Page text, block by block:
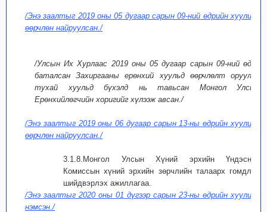
/Энэ заалтыг 2019 оны 05 дугаар сарын 09-ний өдрийн хуулиар
өөрчлөн найруулсан./
/Улсын Их Хурлаас 2019 оны 05 дугаар сарын 09-ний өдөр
баталсан Захиргааны ерөнхий хуульд өөрчлөлт оруулах
тухай хуульд бүхэлд нь тавьсан Монгол Улсын
Ерөнхийлөгчийн хоригийг хүлээж авсан./
/Энэ заалтыг 2019 оны 06 дугаар сарын 13-ны өдрийн хуулиар
өөрчлөн найруулсан./
3.1.8.Монгол Улсын Хүний эрхийн Үндэсний
Комиссын хүний эрхийн зөрчлийн талаарх гомдлыг
шийдвэрлэх ажиллагаа.
/Энэ заалтыг 2020 оны 01 дүгээр сарын 23-ны өдрийн хуулиар
нэмсэн./